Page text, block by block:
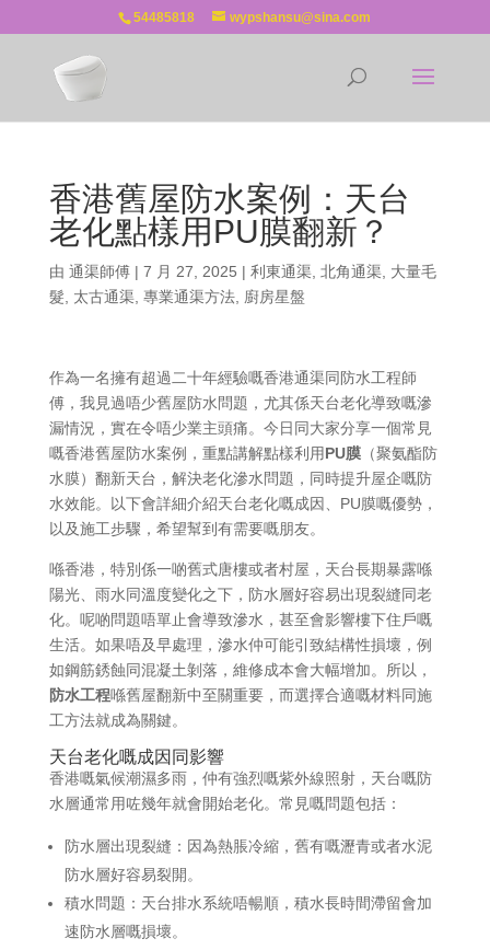
54485818 wypshansu@sina.com
香港舊屋防水案例：天台
老化點樣用PU膜翻新？
由 通渠師傅| 7 月 27, 2025 | 利東通渠, 北角通渠, 大量毛
髮
太古通渠, 專業通渠方法, 廚房星盤
作為一名擁有超過二十年經驗嘅香港通渠同防水工程師
傅，我見過唔少舊屋防水問題，尤其係天台老化導致嘅滲
漏情況，實在令唔少業主頭痛。今日同大家分享一個常見
嘅香港舊屋防水案例，重點講解點樣利用PU膜（聚氨酯防
水膜）翻新天台，解決老化滲水問題，同時提升屋企嘅防
水效能。以下會詳細介紹天台老化嘅成因、PU膜嘅優勢，
以及施工步驟，希望幫到有需要嘅朋友。
喺香港，特別係一啲舊式唐樓或者村屋，天台長期暴露喺
陽光、雨水同溫度變化之下，防水層好容易出現裂縫同老
化。呢啲問題唔單止會導致滲水，甚至會影響樓下住戶嘅
生活。如果唔及早處理，滲水仲可能引致結構性損壞，例
如鋼筋銹蝕同混凝土剝落，維修成本會大幅增加。所以，
防水工程喺舊屋翻新中至關重要，而選擇合適嘅材料同施
工方法就成為關鍵。
天台老化嘅成因同影響
香港嘅氣候潮濕多雨，仲有強烈嘅紫外線照射，天台嘅防
水層通常用咗幾年就會開始老化。常見嘅問題包括：
防水層出現裂縫：因為熱脹冷縮，舊有嘅瀝青或者水泥
防水層好容易裂開。
積水問題：天台排水系統唔暢順，積水長時間滯留會加
速防水層嘅損壞。